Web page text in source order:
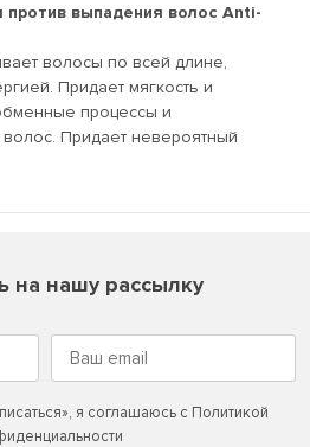
выпадения волос Anti-
волосы по всей длине,
Придает мягкость и
процессы и
Придает невероятный
на нашу рассылку
я соглашаюсь с Политикой